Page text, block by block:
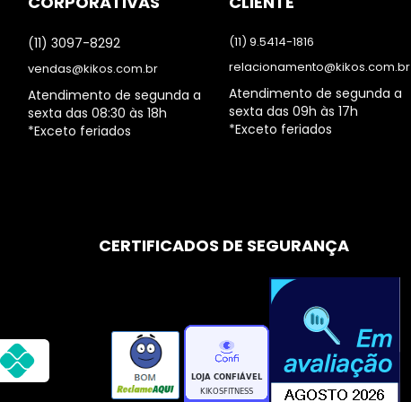
(11) 3097-8292
vendas@kikos.com.br
Atendimento de segunda a
sexta das 08:30 às 18h
*Exceto feriados
(11) 9.5414-1816
relacionamento@kikos.com.br
Atendimento de segunda a
sexta das 09h às 17h
*Exceto feriados
CERTIFICADOS DE SEGURANÇA